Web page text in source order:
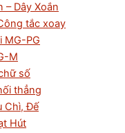
– Dây Xoắn
tắc xoay
MG-PG
M
số
thẳng
Chì, Đế
Hút